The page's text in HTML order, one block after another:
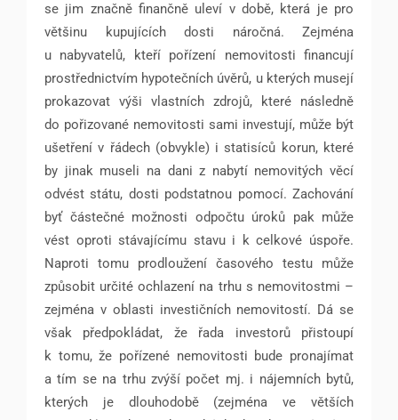
se jim značně finančně uleví v době, která je pro
většinu kupujících dosti náročná. Zejména
u nabyvatelů, kteří pořízení nemovitosti financují
prostřednictvím hypotečních úvěrů, u kterých musejí
prokazovat výši vlastních zdrojů, které následně
do pořizované nemovitosti sami investují, může být
ušetření v řádech (obvykle) i statisíců korun, které
by jinak museli na dani z nabytí nemovitých věcí
odvést státu, dosti podstatnou pomocí. Zachování
byť částečné možnosti odpočtu úroků pak může
vést oproti stávajícímu stavu i k celkové úspoře.
Naproti tomu prodloužení časového testu může
způsobit určité ochlazení na trhu s nemovitostmi –
zejména v oblasti investičních nemovitostí. Dá se
však předpokládat, že řada investorů přistoupí
k tomu, že pořízené nemovitosti bude pronajímat
a tím se na trhu zvýší počet mj. i nájemních bytů,
kterých je dlouhodobě (zejména ve větších